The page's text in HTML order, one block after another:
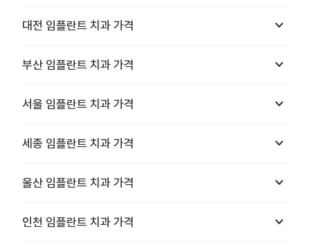
대전 임플란트 치과 가격 keyboard_arrow_down
부산 임플란트 치과 가격 keyboard_arrow_down
서울 임플란트 치과 가격 keyboard_arrow_down
세종 임플란트 치과 가격 keyboard_arrow_down
울산 임플란트 치과 가격 keyboard_arrow_down
인천 임플란트 치과 가격 keyboard_arrow_down